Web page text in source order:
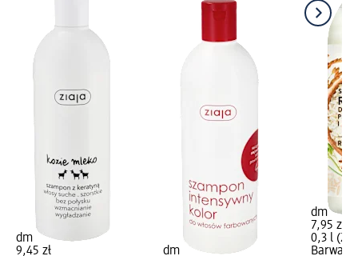
dm
9,45 zł
dm
dm
7,95 zł
0,3 l
Barwa